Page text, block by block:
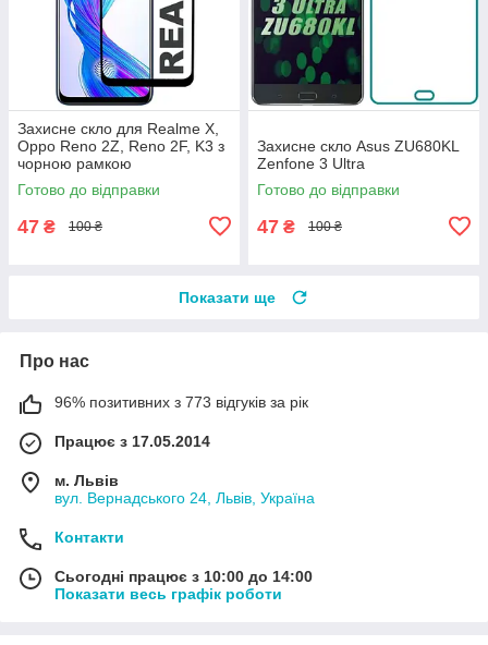
Захисне скло для Realme X,
Oppo Reno 2Z, Reno 2F, K3 з
чорною рамкою
Готово до відправки
47 ₴ 100 ₴
Захисне скло Asus ZU680KL
Zenfone 3 Ultra
Готово до відправки
47 ₴ 100 ₴
Показати ще
Про нас
96% позитивних з 773 відгуків за рік
Працює з 17.05.2014
м. Львів
вул. Вернадського 24, Львів, Україна
Контакти
Сьогодні працює з 10:00 до 14:00
Показати весь графік роботи